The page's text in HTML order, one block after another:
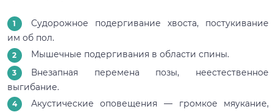
Судорожное подергивание хвоста, постукивание
им об пол.
Мышечные подергивания в области спины.
Внезапная перемена позы, неестественное
выгибание.
Акустические оповещения — громкое мяукание,